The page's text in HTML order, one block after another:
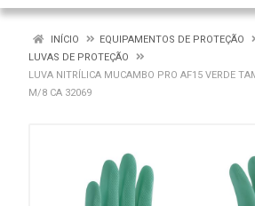
INÍCIO
EQUIPAMENTOS DE PROTEÇÃO
LUVAS DE PROTEÇÃO
LUVA NITRÍLICA MUCAMBO PRO AF15 VERDE
M/8 CA 32069